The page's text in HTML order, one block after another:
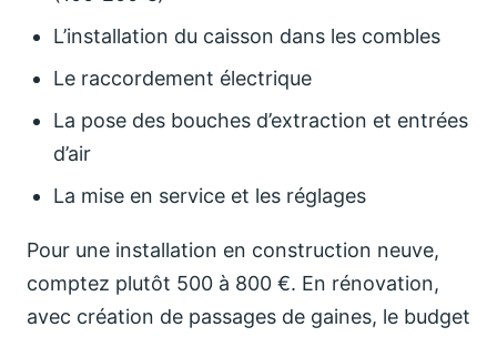
L’installation du caisson dans les combles
Le raccordement électrique
La pose des bouches d’extraction et entrées
d’air
La mise en service et les réglages
Pour une installation en construction neuve,
comptez plutôt 500 à 800 €. En rénovation,
avec création de passages de gaines, le budget